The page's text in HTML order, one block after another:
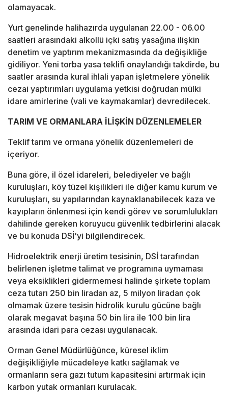
olamayacak.
Yurt genelinde halihazırda uygulanan 22.00 - 06.00
saatleri arasındaki alkollü içki satış yasağına ilişkin
denetim ve yaptırım mekanizmasında da değişikliğe
gidiliyor. Yeni torba yasa teklifi onaylandığı takdirde, bu
saatler arasında kural ihlali yapan işletmelere yönelik
cezai yaptırımları uygulama yetkisi doğrudan mülki
idare amirlerine (vali ve kaymakamlar) devredilecek.
TARIM VE ORMANLARA İLİŞKİN DÜZENLEMELER
Teklif tarım ve ormana yönelik düzenlemeleri de
içeriyor.
Buna göre, il özel idareleri, belediyeler ve bağlı
kuruluşları, köy tüzel kişilikleri ile diğer kamu kurum ve
kuruluşları, su yapılarından kaynaklanabilecek kaza ve
kayıpların önlenmesi için kendi görev ve sorumlulukları
dahilinde gereken koruyucu güvenlik tedbirlerini alacak
ve bu konuda DSİ'yi bilgilendirecek.
Hidroelektrik enerji üretim tesisinin, DSİ tarafından
belirlenen işletme talimat ve programına uymaması
veya eksiklikleri gidermemesi halinde şirkete toplam
ceza tutarı 250 bin liradan az, 5 milyon liradan çok
olmamak üzere tesisin hidrolik kurulu gücüne bağlı
olarak megavat başına 50 bin lira ile 100 bin lira
arasında idari para cezası uygulanacak.
Orman Genel Müdürlüğünce, küresel iklim
değişikliğiyle mücadeleye katkı sağlamak ve
ormanların sera gazı tutum kapasitesini artırmak için
karbon yutak ormanları kurulacak.